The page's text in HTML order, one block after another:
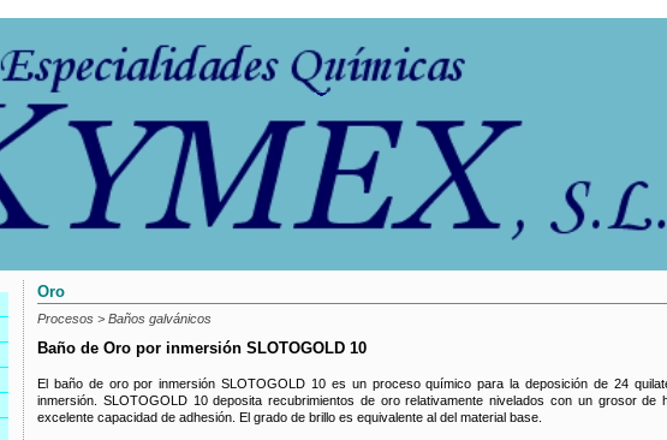
Oro
Procesos > Baños galvánicos
Baño de Oro por inmersión SLOTOGOLD 10
El baño de oro por inmersión SLOTOGOLD 10 es un proceso químico para la deposición de 24
inmersión. SLOTOGOLD 10 deposita recubrimientos de oro relativamente nivelados con un grosor
excelente capacidad de adhesión. El grado de brillo es equivalente al del material base.